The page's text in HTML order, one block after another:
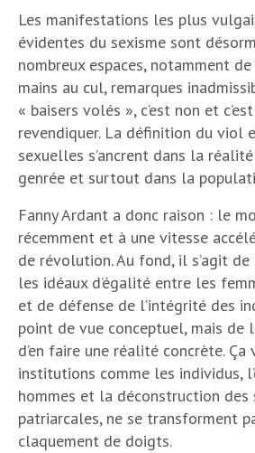
Les manifestations les plus
évidentes du sexisme sont
nombreux espaces, notamment
mains au cul, remarques
« baisers volés », c’est non et
revendiquer. La définition du viol
sexuelles s’ancrent dans la
genrée et surtout dans la
Fanny Ardant a donc raison : le
récemment et à une vitesse
de révolution. Au fond, il s’agit
les idéaux d’égalité entre les
et de défense de l’intégrité des
point de vue conceptuel, mais de
d’en faire une réalité concrète.
institutions comme les individus,
hommes et la déconstruction des
patriarcales, ne se transforment
claquement de doigts.